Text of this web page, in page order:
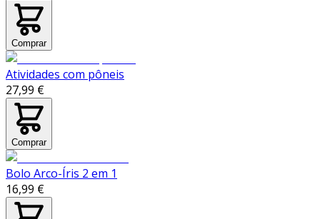
Comprar
Atividades com pôneis
27,99 €
Comprar
Bolo Arco-Íris 2 em 1
16,99 €